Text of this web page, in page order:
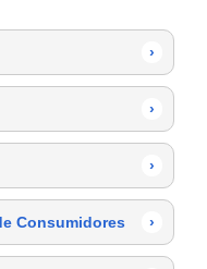
›
›
›
Consumidores ›